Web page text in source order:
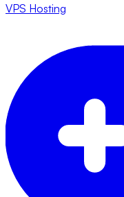
VPS Hosting